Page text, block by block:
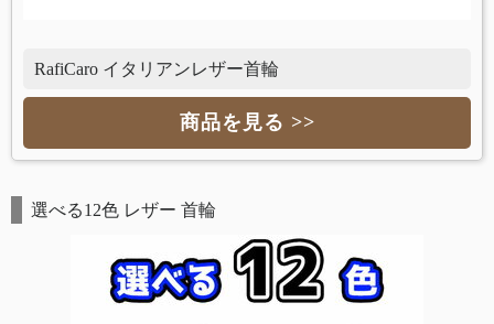
RafiCaro イタリアンレザー首輪
商品を見る >>
選べる12色 レザー 首輪